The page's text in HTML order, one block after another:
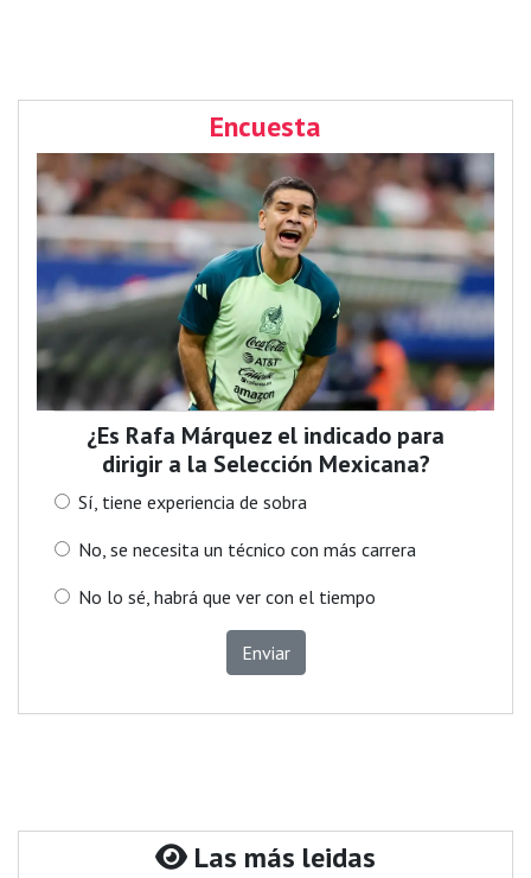
Encuesta
¿Es Rafa Márquez el indicado para
dirigir a la Selección Mexicana?
Sí, tiene experiencia de sobra
No, se necesita un técnico con más carrera
No lo sé, habrá que ver con el tiempo
Enviar
Las más leidas